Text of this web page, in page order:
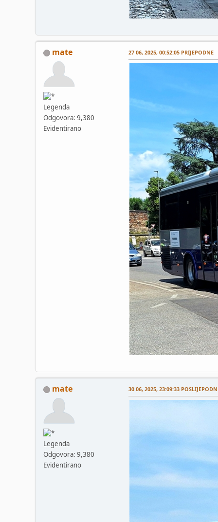
mate
Legenda
Odgovora: 9,380
Evidentirano
27 06, 2025, 00:52:05 PRIJEPODNE
mate
Legenda
Odgovora: 9,380
Evidentirano
30 06, 2025, 23:09:33